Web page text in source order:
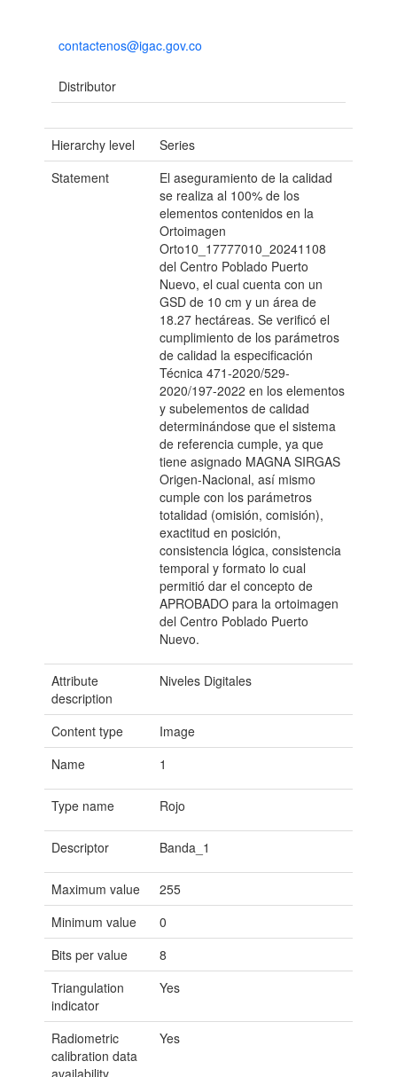
contactenos@igac.gov.co
Distributor
Hierarchy level
Series
Statement
El aseguramiento de la calidad
se realiza al 100% de los
elementos contenidos en la
Ortoimagen
Orto10_17777010_20241108
del Centro Poblado Puerto
Nuevo, el cual cuenta con un
GSD de 10 cm y un área de
18.27 hectáreas. Se verificó el
cumplimiento de los parámetros
de calidad la especificación
Técnica 471-2020/529-
2020/197-2022 en los elementos
y subelementos de calidad
determinándose que el sistema
de referencia cumple, ya que
tiene asignado MAGNA SIRGAS
Origen-Nacional, así mismo
cumple con los parámetros
totalidad (omisión, comisión),
exactitud en posición,
consistencia lógica, consistencia
temporal y formato lo cual
permitió dar el concepto de
APROBADO para la ortoimagen
del Centro Poblado Puerto
Nuevo.
Attribute
description
Niveles Digitales
Content type
Image
Name
1
Type name Rojo
Descriptor Banda_1
Maximum value
255
Minimum value
0
Bits per value
8
Triangulation
indicator
Yes
Radiometric
calibration data
availability
Yes